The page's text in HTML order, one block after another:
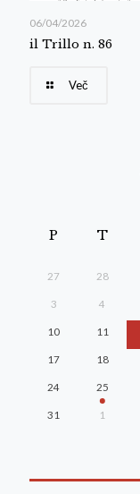
06/04/2026
il Trillo n. 86
Več
P T
27 28
3 4
10 11
17 18
24 25
31 1